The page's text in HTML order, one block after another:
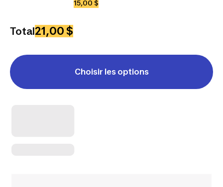
15,00 $
Total21,00 $
Choisir les options